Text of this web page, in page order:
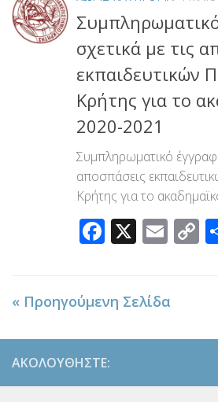
σχετικά με τις
εκπαιδευτικών
Κρήτης για το
2020-2021
Συμπληρωματικό
αποσπάσεις
Κρήτης για το
Facebook
X
« Προηγούμενη Σελίδα
ΑΚΟΛΟΥΘΉΣΤΕ: